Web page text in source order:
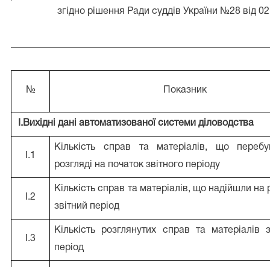
згідно рішення Ради суддів України №28 від
№ Показник
I.Вихідні дані автоматизованої системи діловодства
I.1
Кількість справ та матеріалів, що
розгляді на початок звітного періоду
I.2
Кількість справ та матеріалів, що надійшли на
звітний період
I.3
Кількість розглянутих справ та матеріалів
період